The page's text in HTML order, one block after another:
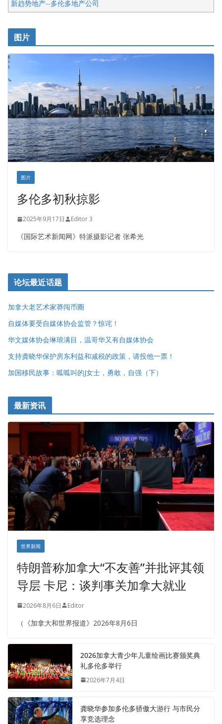
新趋势地产--多伦多地产公司
呱呱电器
开明车行KS CAR SALES & SERVICE
健健宝公司
皇后金融集团
正点印艺设计
图片
图片
多伦多初秋掠影
2025年9月17日 Editor 3
《国际艺术新闻网》特派摄影记者 张希光
论坛最近话题
加拿大老艺术家莽闯币圈
自媒体要受自媒体协会监管？惊诧！
华文媒体协会琳琅满目，温哥华又有自媒体协会
支持龚晓华保护房东利益和减税的政策，请投他一票！
加国移民故事：呱呱叫的J女士，勇敢，自强（下）
最新资讯
世界新闻
特朗普称加拿大“不友善”并批评其领
导层 卡尼：谈判事关加拿大就业
2026年8月6日 Editor
（《加拿大和世界报道》2026年8月6日
2026加拿大青少年儿童绘画比赛颁奖典
礼多伦多举行
2026年7月4日
龚晓华参加多伦多骄傲大游行 与市民分
享竞选理念